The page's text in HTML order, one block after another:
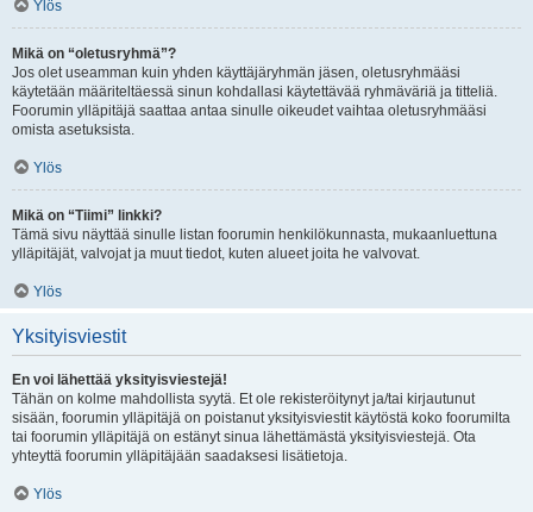
Ylös
Mikä on “oletusryhmä”?
Jos olet useamman kuin yhden käyttäjäryhmän jäsen, oletusryhmääsi
käytetään määriteltäessä sinun kohdallasi käytettävää ryhmäväriä ja titteliä.
Foorumin ylläpitäjä saattaa antaa sinulle oikeudet vaihtaa oletusryhmääsi
omista asetuksista.
Ylös
Mikä on “Tiimi” linkki?
Tämä sivu näyttää sinulle listan foorumin henkilökunnasta, mukaanluettuna
ylläpitäjät, valvojat ja muut tiedot, kuten alueet joita he valvovat.
Ylös
Yksityisviestit
En voi lähettää yksityisviestejä!
Tähän on kolme mahdollista syytä. Et ole rekisteröitynyt ja/tai kirjautunut
sisään, foorumin ylläpitäjä on poistanut yksityisviestit käytöstä koko foorumilta
tai foorumin ylläpitäjä on estänyt sinua lähettämästä yksityisviestejä. Ota
yhteyttä foorumin ylläpitäjään saadaksesi lisätietoja.
Ylös